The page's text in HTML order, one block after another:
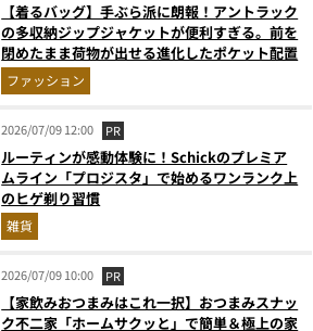
【着るバッグ】手ぶら派に朗報！アントラック
の多収納ジップジャケットが便利すぎる。前を
閉めたまま荷物が出せる進化したポケット配置
ファッション
2026/07/09 12:00 PR
ルーティンが感動体験に！Schickのプレミア
ムライン「プロジスタ」で始めるワンランク上
のヒゲ剃り習慣
雑貨
2026/07/09 10:00 PR
【家飲みおつまみはこれ一択】おつまみスナッ
ク不二家「ホームサクッと」で簡単＆極上の家